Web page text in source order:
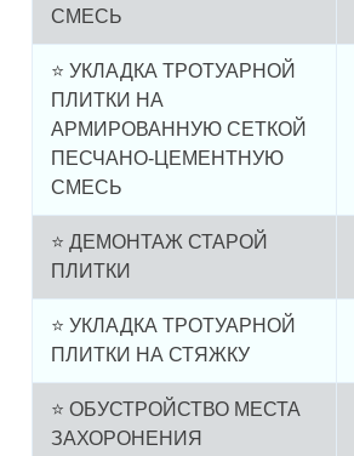
СМЕСЬ
⭐ УКЛАДКА ТРОТУАРНОЙ
ПЛИТКИ НА
АРМИРОВАННУЮ СЕТКОЙ
ПЕСЧАНО-ЦЕМЕНТНУЮ
СМЕСЬ
⭐ ДЕМОНТАЖ СТАРОЙ
ПЛИТКИ
⭐ УКЛАДКА ТРОТУАРНОЙ
ПЛИТКИ НА СТЯЖКУ
⭐ ОБУСТРОЙСТВО МЕСТА
ЗАХОРОНЕНИЯ